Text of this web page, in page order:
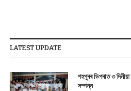
LATEST UPDATE
গহপুৰৰ ডিপৰাত ৩
সম্পন্ন